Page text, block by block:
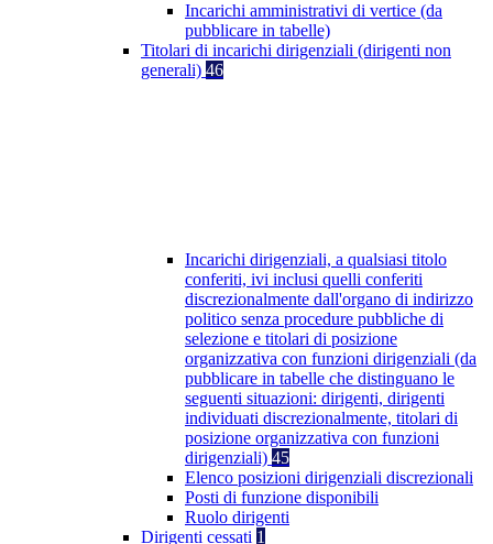
Incarichi amministrativi di vertice (da
pubblicare in tabelle)
Titolari di incarichi dirigenziali (dirigenti non
generali) 46
Incarichi dirigenziali, a qualsiasi titolo
conferiti, ivi inclusi quelli conferiti
discrezionalmente dall'organo di indirizzo
politico senza procedure pubbliche di
selezione e titolari di posizione
organizzativa con funzioni dirigenziali (da
pubblicare in tabelle che distinguano le
seguenti situazioni: dirigenti, dirigenti
individuati discrezionalmente, titolari di
posizione organizzativa con funzioni
dirigenziali) 45
Elenco posizioni dirigenziali discrezionali
Posti di funzione disponibili
Ruolo dirigenti
Dirigenti cessati 1